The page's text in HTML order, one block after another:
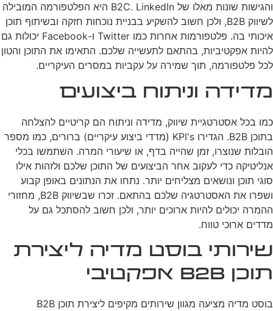
והגישות שונות מאלו של B2C. LinkedIn היא הפלטפורמה המובילה
לשיווק B2B, ולכן חשוב להשקיע בבניית נוכחות חזקה ובשיתוף תוכן
איכותי בה. פלטפורמות אחרות כמו Twitter ו-Facebook יכולות גם
להיות אפקטיביות, בהתאם לתעשייה שלכם. התאימו את התוכן והטון
לכל פלטפורמה, תוך שמירה על עקביות במסרים העיקריים.
מדידה וניתוח ביצועים
כמו בכל אסטרטגיית שיווק, מדידה וניתוח הם קריטיים להצלחה
בתוכן B2B. הגדירו KPI's (מדדי ביצוע עיקריים) ברורים, כמו מספר
הובלות שנוצרו, זמן שהייה בדף, או שיעורי המרה. השתמשו בכלי
אנליטיקה כדי לעקוב אחר הביצועים של התוכן שלכם ולזהות אילו
סוגי תוכן ונושאים מצליחים יותר. נתחו את הנתונים באופן קבוע
ושפרו את האסטרטגיה שלכם בהתאם. זכרו שבשיווק B2B, מחזורי
ההמרה יכולים להיות ארוכים יותר, ולכן חשוב להסתכל גם על
מדדים ארוכי טווח.
שירותי בוסט מדיה ליצירת
תוכן B2B אפקטיבי
בוסט מדיה מציעה מגוון שירותים מקיפים ליצירת תוכן B2B